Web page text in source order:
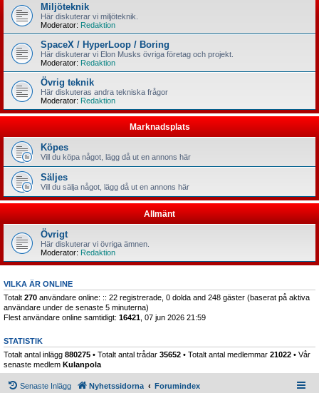
Miljöteknik
Här diskuterar vi miljöteknik.
Moderator: Redaktion
SpaceX / HyperLoop / Boring
Här diskuterar vi Elon Musks övriga företag och projekt.
Moderator: Redaktion
Övrig teknik
Här diskuteras andra tekniska frågor
Moderator: Redaktion
Marknadsplats
Köpes
Vill du köpa något, lägg då ut en annons här
Säljes
Vill du sälja något, lägg då ut en annons här
Allmänt
Övrigt
Här diskuterar vi övriga ämnen.
Moderator: Redaktion
VILKA ÄR ONLINE
Totalt 270 användare online: :: 22 registrerade, 0 dolda and 248 gäster (baserat på aktiva
användare under de senaste 5 minuterna)
Flest användare online samtidigt: 16421 , 07 jun 2026 21:59
STATISTIK
Totalt antal inlägg 880275 • Totalt antal trådar 35652 • Totalt antal medlemmar 21022 • Vår
senaste medlem Kulanpola
Senaste Inlägg Nyhetssidorna Forumindex